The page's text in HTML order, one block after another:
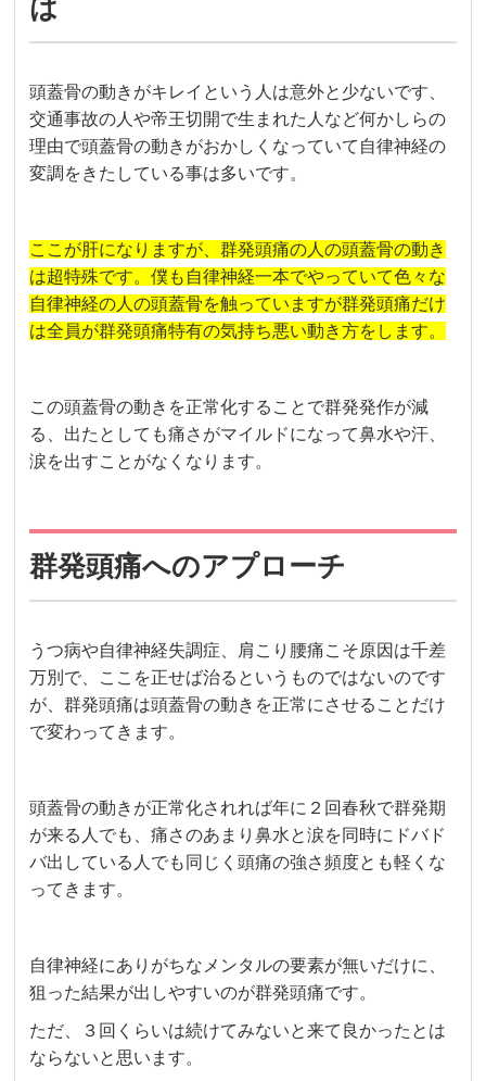
は
頭蓋骨の動きがキレイという人は意外と少ないです、
交通事故の人や帝王切開で生まれた人など何かしらの
理由で頭蓋骨の動きがおかしくなっていて自律神経の
変調をきたしている事は多いです。
ここが肝になりますが、群発頭痛の人の頭蓋骨の動き
は超特殊です。僕も自律神経一本でやっていて色々な
自律神経の人の頭蓋骨を触っていますが群発頭痛だけ
は全員が群発頭痛特有の気持ち悪い動き方をします。
この頭蓋骨の動きを正常化することで群発発作が減
る、出たとしても痛さがマイルドになって鼻水や汗、
涙を出すことがなくなります。
群発頭痛へのアプローチ
うつ病や自律神経失調症、肩こり腰痛こそ原因は千差
万別で、ここを正せば治るというものではないのです
が、群発頭痛は頭蓋骨の動きを正常にさせることだけ
で変わってきます。
頭蓋骨の動きが正常化されれば年に２回春秋で群発期
が来る人でも、痛さのあまり鼻水と涙を同時にドバド
バ出している人でも同じく頭痛の強さ頻度とも軽くな
ってきます。
自律神経にありがちなメンタルの要素が無いだけに、
狙った結果が出しやすいのが群発頭痛です。
ただ、３回くらいは続けてみないと来て良かったとは
ならないと思います。